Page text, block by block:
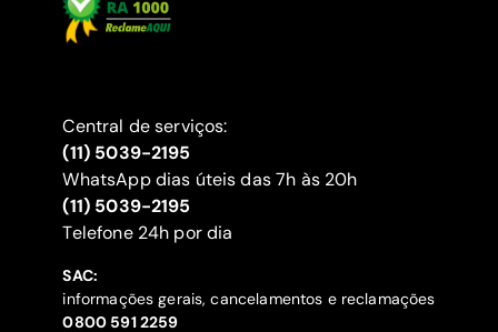
Central de serviços:
(11) 5039-2195
WhatsApp dias úteis das 7h às 20h
(11) 5039-2195
‍Telefone 24h por dia
SAC:
informações gerais, cancelamentos e reclamações
‍0800 591 2259